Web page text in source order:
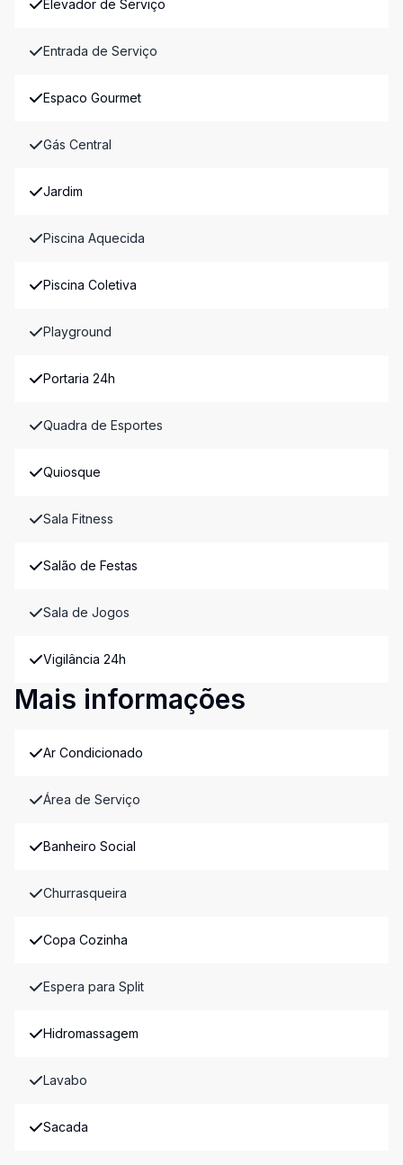
Elevador de Serviço
Entrada de Serviço
Espaco Gourmet
Gás Central
Jardim
Piscina Aquecida
Piscina Coletiva
Playground
Portaria 24h
Quadra de Esportes
Quiosque
Sala Fitness
Salão de Festas
Sala de Jogos
Vigilância 24h
Mais informações
Ar Condicionado
Área de Serviço
Banheiro Social
Churrasqueira
Copa Cozinha
Espera para Split
Hidromassagem
Lavabo
Sacada